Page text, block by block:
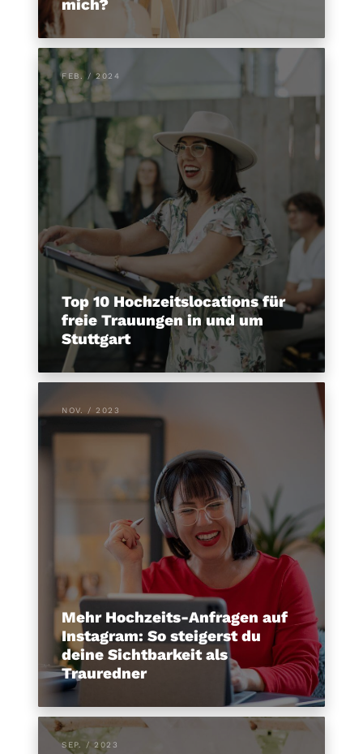
mich?
FEB. / 2024
Top 10 Hochzeitslocations für
freie Trauungen in und um
Stuttgart
NOV. / 2023
Mehr Hochzeits-Anfragen auf
Instagram: So steigerst du
deine Sichtbarkeit als
Trauredner
SEP. / 2023